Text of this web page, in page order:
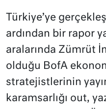
Türkiye’ye
ardından bir rapor
aralarında Zümrüt
olduğu BofA
stratejistlerinin
karamsarlığı out,